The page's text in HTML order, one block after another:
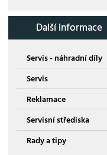
Další informace
Servis - náhradní díly
Servis
Reklamace
Servisní střediska
Rady a tipy